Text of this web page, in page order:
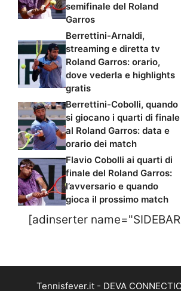
semifinale del Roland
Garros
Berrettini-Arnaldi,
streaming e diretta tv
Roland Garros: orario,
dove vederla e highlights
gratis
Berrettini-Cobolli, quando
si giocano i quarti di finale
al Roland Garros: data e
orario dei match
Flavio Cobolli ai quarti di
finale del Roland Garros:
l’avversario e quando
gioca il prossimo match
[adinserter
Tennisfever.it - DEVA